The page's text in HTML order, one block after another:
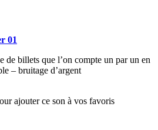
01
de billets que l’on compte un par un en
– bruitage d’argent